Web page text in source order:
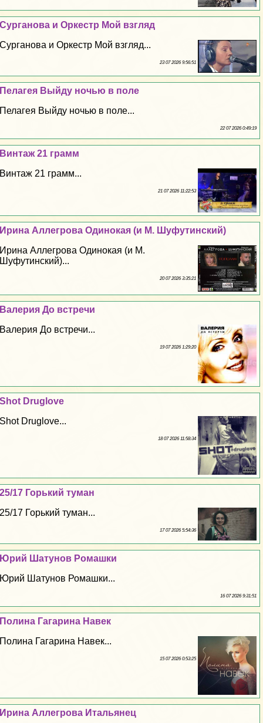
Сурганова и Оркестр Мой взгляд
Сурганова и Оркестр Мой взгляд...
23 07 2026 9:56:51
Пелагея Выйду ночью в поле
Пелагея Выйду ночью в поле...
22 07 2026 0:49:19
Винтаж 21 грамм
Винтаж 21 грамм...
21 07 2026 11:22:53
Ирина Аллегрова Одинокая (и М. Шуфутинский)
Ирина Аллегрова Одинокая (и М.
Шуфутинский)...
20 07 2026 3:35:21
Валерия До встречи
Валерия До встречи...
19 07 2026 1:29:20
Shot Druglove
Shot Druglove...
18 07 2026 11:58:34
25/17 Горький туман
25/17 Горький туман...
17 07 2026 5:54:36
Юрий Шатунов Ромашки
Юрий Шатунов Ромашки...
16 07 2026 9:31:51
Полина Гагарина Навек
Полина Гагарина Навек...
15 07 2026 0:53:25
Ирина Аллегрова Итальянец